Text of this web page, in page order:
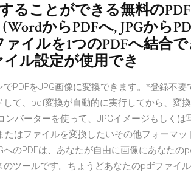
ることができる無料の
からPDFへ, JPGから
イルを1つのPDFへ結合
ル設定が使用でき
PDFをJPG画像に変換できます。*登録不要
て、pdf変換が自動的に実行してから、変
バーターを使って、JPGイメージもしくは
はファイルを変換したいその他フォーマッ
のPDFは、あなたが自由に画像にあなたの
ツールです。ちょうどあなたのpdfファイ